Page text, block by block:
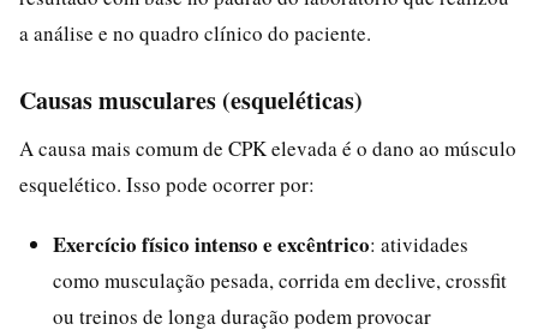
a análise e no quadro clínico do paciente.
Causas musculares (esqueléticas)
A causa mais comum de CPK elevada é o dano ao músculo
esquelético. Isso pode ocorrer por:
Exercício físico intenso e excêntrico: atividades
como musculação pesada, corrida em declive, crossfit
ou treinos de longa duração podem provocar